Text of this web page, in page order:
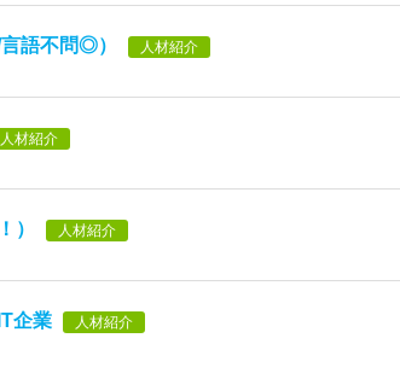
語不問◎） 人材紹介
人材紹介
） 人材紹介
企業 人材紹介